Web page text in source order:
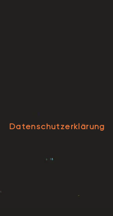
Datenschutzerklärung